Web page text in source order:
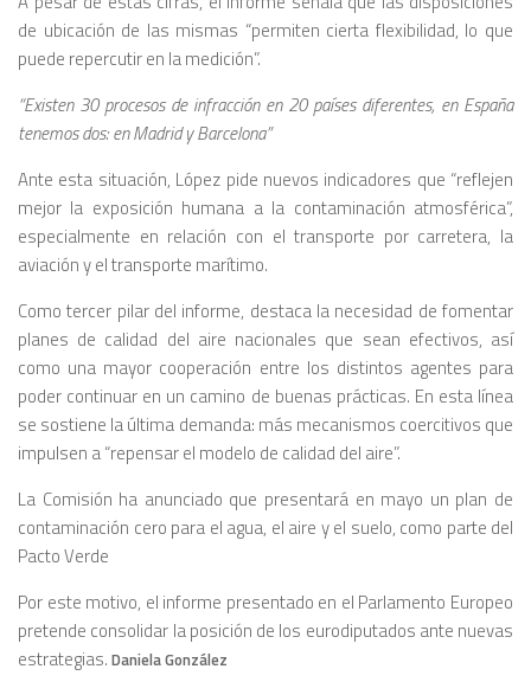
de ubicación de las mismas “permiten cierta flexibilidad, lo que
puede repercutir en la medición”.
“Existen 30 procesos de infracción en 20 países diferentes, en España
tenemos dos: en Madrid y Barcelona”
Ante esta situación, López pide nuevos indicadores que “reflejen
mejor la exposición humana a la contaminación atmosférica”,
especialmente en relación con el transporte por carretera, la
aviación y el transporte marítimo.
Como tercer pilar del informe, destaca la necesidad de fomentar
planes de calidad del aire nacionales que sean efectivos, así
como una mayor cooperación entre los distintos agentes para
poder continuar en un camino de buenas prácticas. En esta línea
se sostiene la última demanda: más mecanismos coercitivos que
impulsen a “repensar el modelo de calidad del aire”.
La Comisión ha anunciado que presentará en mayo un plan de
contaminación cero para el agua, el aire y el suelo, como parte del
Pacto Verde
Por este motivo, el informe presentado en el Parlamento Europeo
pretende consolidar la posición de los eurodiputados ante nuevas
estrategias. Daniela González